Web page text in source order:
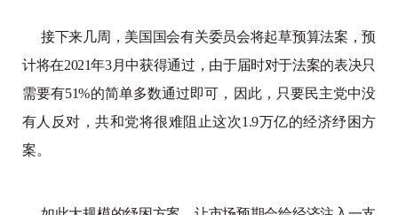
接下来几周，美国国会有关委员会将起草预算法案，预
计将在2021年3月中获得通过，由于届时对于法案的表决只
需要有51%的简单多数通过即可，因此，只要民主党中没
有人反对，共和党将很难阻止这次1.9万亿的经济纾困方
案。